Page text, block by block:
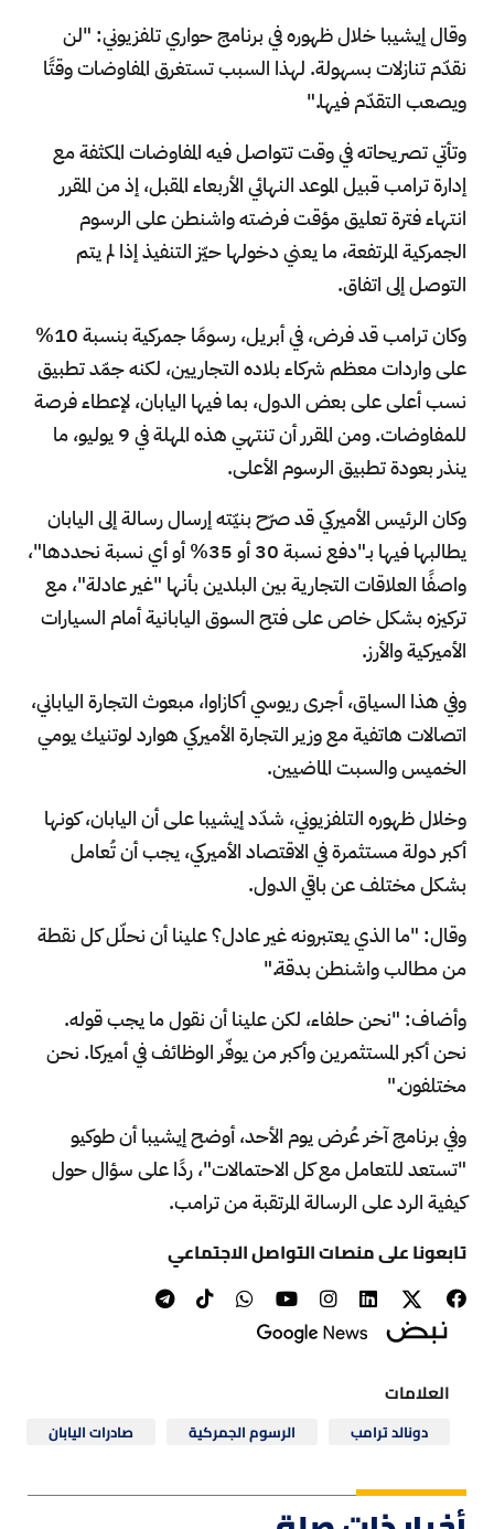
وقال إيشيبا خلال ظهوره في برنامج حواري تلفزيوني: "لن
نقدّم تنازلات بسهولة. لهذا السبب تستغرق المفاوضات وقتًا
ويصعب التقدّم فيها."
وتأتي تصريحاته في وقت تتواصل فيه المفاوضات المكثفة مع
إدارة ترامب قبيل الموعد النهائي الأربعاء المقبل، إذ من المقرر
انتهاء فترة تعليق مؤقت فرضته واشنطن على الرسوم
الجمركية المرتفعة، ما يعني دخولها حيّز التنفيذ إذا لم يتم
التوصل إلى اتفاق.
وكان ترامب قد فرض، في أبريل، رسومًا جمركية بنسبة 10%
على واردات معظم شركاء بلاده التجاريين، لكنه جمّد تطبيق
نسب أعلى على بعض الدول، بما فيها اليابان، لإعطاء فرصة
للمفاوضات. ومن المقرر أن تنتهي هذه المهلة في 9 يوليو، ما
ينذر بعودة تطبيق الرسوم الأعلى.
وكان الرئيس الأميركي قد صرّح بنيّته إرسال رسالة إلى اليابان
يطالبها فيها بـ"دفع نسبة 30 أو 35% أو أي نسبة نحددها"،
واصفًا العلاقات التجارية بين البلدين بأنها "غير عادلة"، مع
تركيزه بشكل خاص على فتح السوق اليابانية أمام السيارات
الأميركية والأرز.
وفي هذا السياق، أجرى ريوسي أكازاوا، مبعوث التجارة الياباني،
اتصالات هاتفية مع وزير التجارة الأميركي هوارد لوتنيك يومي
الخميس والسبت الماضيين.
وخلال ظهوره التلفزيوني، شدّد إيشيبا على أن اليابان، كونها
أكبر دولة مستثمرة في الاقتصاد الأميركي، يجب أن تُعامل
بشكل مختلف عن باقي الدول.
وقال: "ما الذي يعتبرونه غير عادل؟ علينا أن نحلّل كل نقطة
من مطالب واشنطن بدقة."
وأضاف: "نحن حلفاء، لكن علينا أن نقول ما يجب قوله.
نحن أكبر المستثمرين وأكبر من يوفّر الوظائف في أميركا. نحن
مختلفون."
وفي برنامج آخر عُرض يوم الأحد، أوضح إيشيبا أن طوكيو
"تستعد للتعامل مع كل الاحتمالات"، ردًا على سؤال حول
كيفية الرد على الرسالة المرتقبة من ترامب.
تابعونا على منصات التواصل الاجتماعي
العلامات
دونالد ترامب الرسوم الجمركية صادرات اليابان